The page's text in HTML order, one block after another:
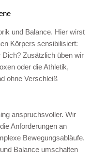
und Balance. Hier wirst
Körpers sensibilisiert:
Zusätzlich üben wir
oder die Athletik,
ohne Verschleiß
anspruchsvoller. Wir
Anforderungen an
Bewegungsabläufe.
Balance umschalten